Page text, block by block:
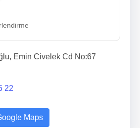
Emin Civelek Cd No:67
22
Maps